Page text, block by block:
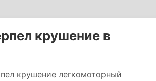
крушение в
крушение легкомоторный